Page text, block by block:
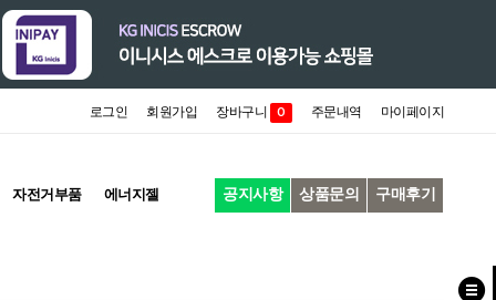
로그인 회원가입 장바구니 0 주문내역 마이페이지
자전거부품 에너지젤 공지사항 상품문의 구매후기